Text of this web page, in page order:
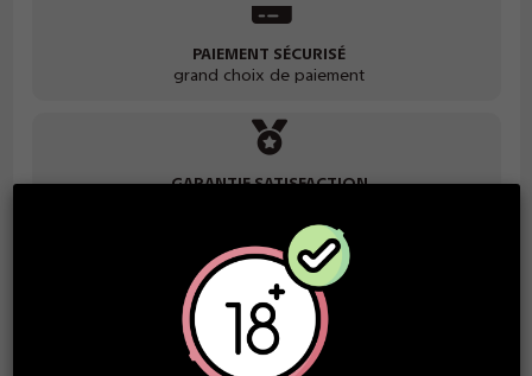
PAIEMENT SÉCURISÉ
grand choix de paiement
GARANTIE SATISFACTION